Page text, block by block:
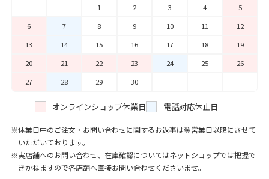
1
2 3 4
5
6
7 8 9 10 11
12
13
14 15 16 17 18
19
20
21 22 23 24 25
26
27
28 29 30
オンラインショップ休業日 電話対応休止日
休業日中のご注文・お問い合わせに関するお返事は翌営業日以降にさせて
いただいております。
実店舗へのお問い合わせ、在庫確認についてはネットショップでは把握で
きかねますので各店舗へ直接お問い合わせくださいませ。